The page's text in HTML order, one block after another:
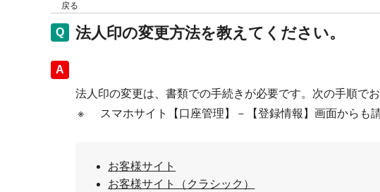
戻る
法人印の変更方法を教えてください。
回答
法人印の変更は、書類での手続きが必要です。次の手順で
※
スマホサイト【口座管理】－【登録情報】画面か
お客様サイト
お客様サイト（クラシック）